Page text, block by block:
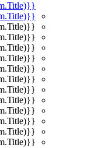
{{mmc.getCurrentTranslation(item.Title)}}
{{mmc.getCurrentTranslation(item.Title)}}
{{mmc.getCurrentTranslation(item.Title)}}
{{mmc.getCurrentTranslation(item.Title)}}
{{mmc.getCurrentTranslation(item.Title)}}
{{mmc.getCurrentTranslation(item.Title)}}
{{mmc.getCurrentTranslation(item.Title)}}
{{mmc.getCurrentTranslation(item.Title)}}
{{mmc.getCurrentTranslation(item.Title)}}
{{mmc.getCurrentTranslation(item.Title)}}
{{mmc.getCurrentTranslation(item.Title)}}
{{mmc.getCurrentTranslation(item.Title)}}
{{mmc.getCurrentTranslation(item.Title)}}
{{mmc.getCurrentTranslation(item.Title)}}